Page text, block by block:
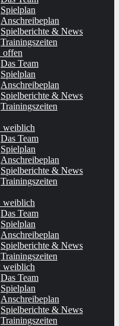
Spielplan
Anschreibeplan
Spielberichte & News
Trainingszeiten
offen
Das Team
Spielplan
Anschreibeplan
Spielberichte & News
Trainingszeiten
weiblich
Das Team
Spielplan
Anschreibeplan
Spielberichte & News
Trainingszeiten
weiblich
Das Team
Spielplan
Anschreibeplan
Spielberichte & News
Trainingszeiten
weiblich
Das Team
Spielplan
Anschreibeplan
Spielberichte & News
Trainingszeiten